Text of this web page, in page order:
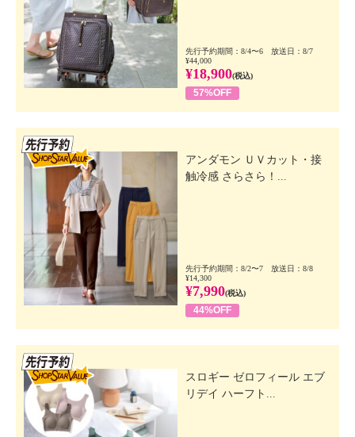
先行予約期間：8/4〜6 放送日：8/7
¥44,000
¥18,900(税込)
57%OFF
アンダモン ＵＶカット・接
触冷感 さらさら！...
先行予約期間：8/2〜7 放送日：8/8
¥14,300
¥7,990(税込)
44%OFF
スロギー ゼロフィール エブ
リデイ ハーフト...